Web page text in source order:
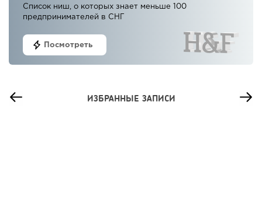
Список ниш, о которых знает меньше 100
предпринимателей в СНГ
Посмотреть
ИЗБРАННЫЕ ЗАПИСИ